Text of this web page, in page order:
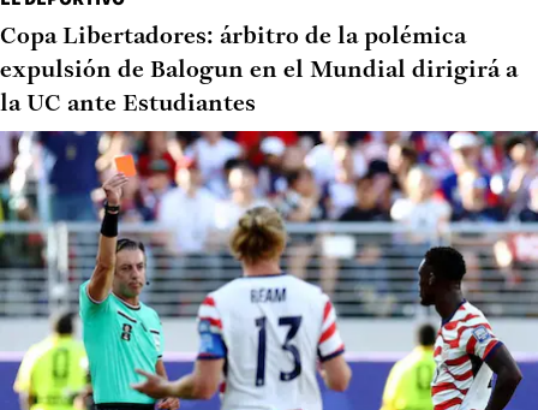
Copa Libertadores: árbitro de la polémica
expulsión de Balogun en el Mundial dirigirá a
la UC ante Estudiantes